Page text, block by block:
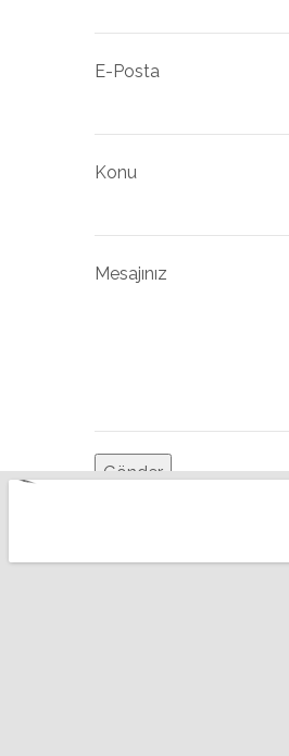
E-Posta
Konu
Mesajınız